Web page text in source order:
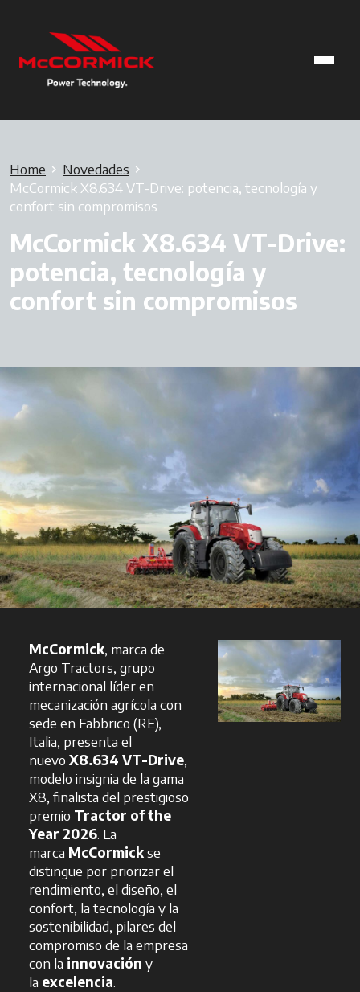
Home
Novedades
McCormick X8.634 VT-Drive: potencia, tecnología y
confort sin compromisos
McCormick X8.634 VT-Drive:
potencia, tecnología y
confort sin compromisos
McCormick, marca de
Argo Tractors, grupo
internacional líder en
mecanización agrícola con
sede en Fabbrico (RE),
Italia, presenta el
nuevo X8.634 VT-Drive,
modelo insignia de la gama
X8, finalista del prestigioso
premio Tractor of the
Year 2026. La
marca McCormickse
distingue por priorizar el
rendimiento, el diseño, el
confort, la tecnología y la
sostenibilidad, pilares del
compromiso de la empresa
con la innovación y
la excelencia.